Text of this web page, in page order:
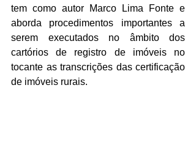
tem como autor Marco Lima Fonte e
aborda procedimentos importantes a
serem executados no âmbito dos
cartórios de registro de imóveis no
tocante as transcrições das certificação
de imóveis rurais.